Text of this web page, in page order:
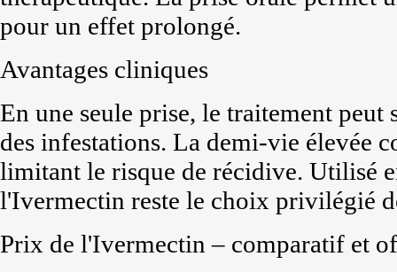
pour un effet prolongé.
Avantages cliniques
En une seule prise, le traitement
des infestations. La demi-vie élevée
limitant le risque de récidive. Utilisé
l'Ivermectin reste le choix privilégié
Prix de l'Ivermectin – comparatif et